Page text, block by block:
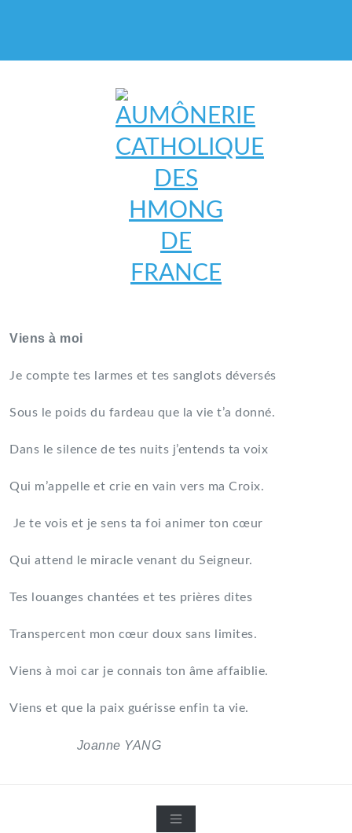
DES HMONG DE FRANCE
Viens à moi
Je compte tes larmes et tes sanglots déversés
Sous le poids du fardeau que la vie t’a donné.
Dans le silence de tes nuits j’entends ta voix
Qui m’appelle et crie en vain vers ma Croix.
Je te vois et je sens ta foi animer ton cœur
Qui attend le miracle venant du Seigneur.
Tes louanges chantées et tes prières dites
Transpercent mon cœur doux sans limites.
Viens à moi car je connais ton âme affaiblie.
Viens et que la paix guérisse enfin ta vie.
Joanne YANG